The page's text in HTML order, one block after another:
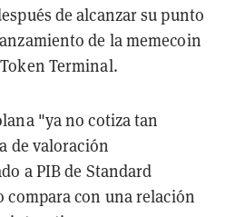
de alcanzar su punto
de la memecoin
Terminal.
"ya no cotiza tan
de valoración
a PIB de Standard
compara con una relación